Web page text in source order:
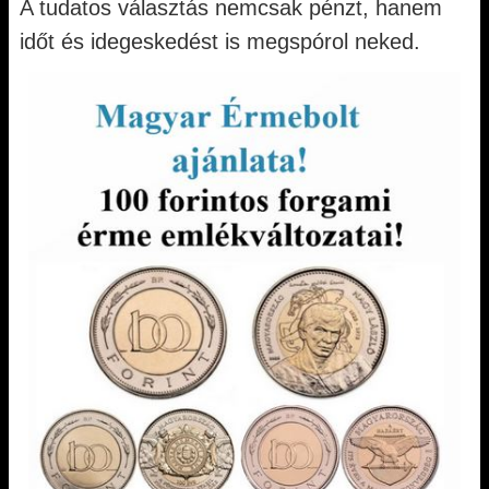
A tudatos választás nemcsak pénzt, hanem
időt és idegeskedést is megspórol neked.